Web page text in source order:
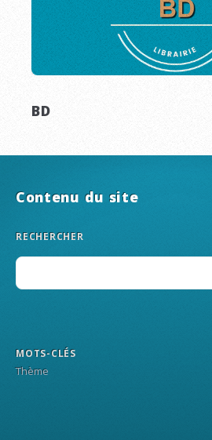
BD
Contenu du site
RECHERCHER
MOTS-CLÉS
Thème